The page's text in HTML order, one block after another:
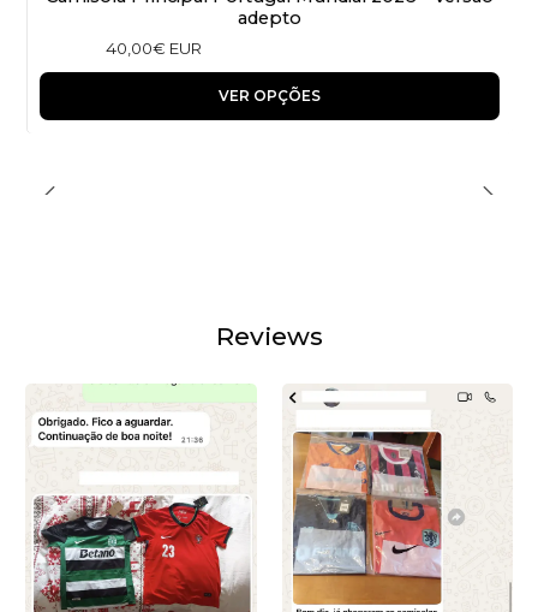
adepto
40,00€ EUR
VER OPÇÕES
Reviews